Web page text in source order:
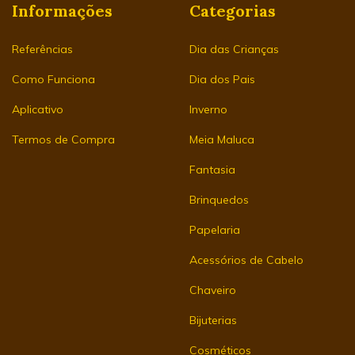
Informações
Referências
Como Funciona
Aplicativo
Termos de Compra
Categorias
Dia das Crianças
Dia dos Pais
Inverno
Meia Maluca
Fantasia
Brinquedos
Papelaria
Acessórios de Cabelo
Chaveiro
Bijuterias
Cosméticos